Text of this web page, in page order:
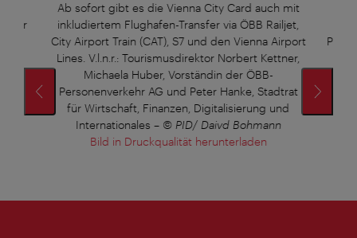
Tour
Ab sofort gibt es die Vienna City Card auch mit
inkludiertem Flughafen-Transfer via ÖBB Railjet,
City Airport Train (CAT), S7 und den Vienna Airport
Lines. V.l.n.r.: Tourismusdirektor Norbert Kettner,
Michaela Huber, Vorständin der ÖBB-
Personenverkehr AG und Peter Hanke, Stadtrat
für Wirtschaft, Finanzen, Digitalisierung und
Internationales – © PID/ Daivd Bohmann
Bild in Druckqualität herunterladen